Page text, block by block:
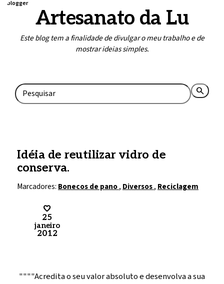
blogger
Artesanato da Lu
Este blog tem a finalidade de divulgar o meu trabalho e de
mostrar ideias simples.
search
Idéia de reutilizar vidro de
conserva.
Marcadores: Bonecos de pano, Diversos, Reciclagem
25
janeiro
2012
""""Acredita o seu valor absoluto e desenvolva a sua